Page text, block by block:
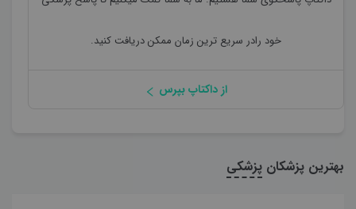
خود رادر سریع ترین زمان ممکن دریافت کنید.
از داکتاپ بپرس
بهترین پزشکان پزشکی